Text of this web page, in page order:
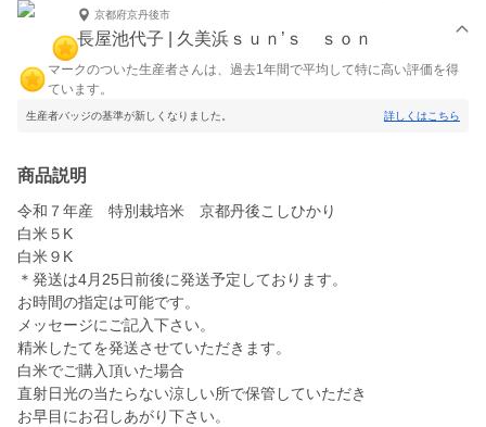
京都府京丹後市
長屋池代子 | 久美浜ｓｕｎ’ｓ ｓｏｎ
マークのついた生産者さんは、過去1年間で平均して特に高い評価を得
ています。
生産者バッジの基準が新しくなりました。 詳しくはこちら
商品説明
令和７年産 特別栽培米 京都丹後こしひかり
白米５K
白米９K
＊発送は4月25日前後に発送予定しております。
お時間の指定は可能です。
メッセージにご記入下さい。
精米したてを発送させていただきます。
白米でご購入頂いた場合
直射日光の当たらない涼しい所で保管していただき
お早目にお召しあがり下さい。